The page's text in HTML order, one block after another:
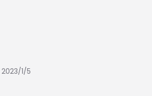
2023/1/5